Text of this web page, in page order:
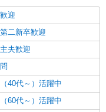
迎
二新卒歓迎
夫歓迎
40代～）活躍中
60代～）活躍中